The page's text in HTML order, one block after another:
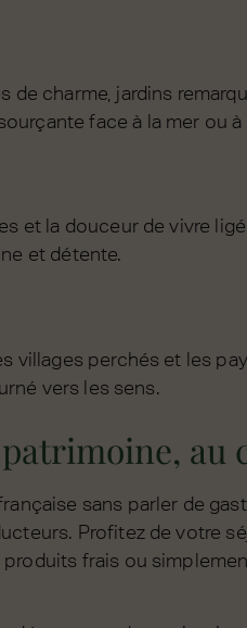
de charme, jardins
face à la mer ou à
et la douceur de vivre
et détente.
villages perchés et les
vers les sens.
au
sans parler de
Profitez de votre
frais ou